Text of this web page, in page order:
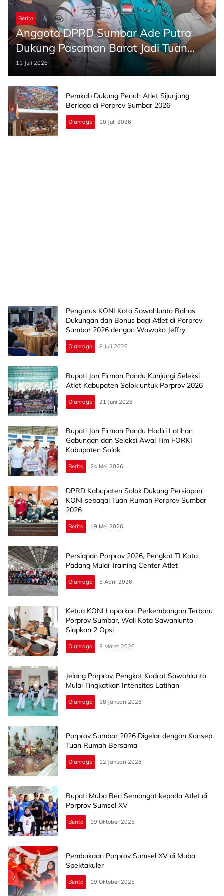
Berita
Anggota DPRD Sumbar Ade Putra
Dukung Pasaman Barat Jadi Tuan
Rumah Porprov Sumbar 2026
11 Juli 2026
Pemkab Dukung Penuh Atlet Sijunjung
Berlaga di Porprov Sumbar 2026
Olahraga 10 Juli 2026
Pengurus KONI Kota Sawahlunto Bahas
Dukungan dan Bonus bagi Atlet di Porprov
Sumbar 2026 dengan Wawako Jeffry
Olahraga 8 Juli 2026
Bupati Jon Firman Pandu Kunjungi Seleksi
Atlet Kabupaten Solok untuk Porprov 2026
Olahraga 21 Juni 2026
Bupati Jon Firman Pandu Hadiri Latihan
Gabungan dan Seleksi Awal Tim FORKI
Kabupaten Solok
Berita 24 Mei 2026
DPRD Kabupaten Solok Dukung Persiapan
KONI sebagai Tuan Rumah Porprov Sumbar
2026
Berita 19 Mei 2026
Persiapan Porprov 2026, Pengkot TI Kota
Padang Mulai Training Center Atlet
Olahraga 5 April 2026
Ketua KONI Laporkan Perkembangan Terbaru
Porprov Sumbar, Wali Kota Sawahlunto
Siapkan 2 Opsi
Olahraga 3 Maret 2026
Jelang Porprov, Pengkot Kodrat Sawahlunto
Mulai Tingkatkan Intensitas Latihan
Olahraga 18 Januari 2026
Porprov Sumbar 2026 Digelar dengan Konsep
Tuan Rumah Bersama
Olahraga 12 Januari 2026
Bupati Muba Beri Semangat kepada Atlet di
Porprov Sumsel XV
Berita 19 Oktober 2025
Pembukaan Porprov Sumsel XV di Muba
Spektakuler
Berita 19 Oktober 2025